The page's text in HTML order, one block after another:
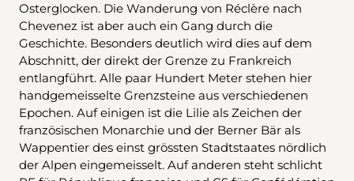
Osterglocken. Die Wanderung von Réclère nach
Chevenez ist aber auch ein Gang durch die
Geschichte. Besonders deutlich wird dies auf dem
Abschnitt, der direkt der Grenze zu Frankreich
entlangführt. Alle paar Hundert Meter stehen hier
handgemeisselte Grenzsteine aus verschiedenen
Epochen. Auf einigen ist die Lilie als Zeichen der
französischen Monarchie und der Berner Bär als
Wappentier des einst grössten Stadtstaates nördlich
der Alpen eingemeisselt. Auf anderen steht schlicht